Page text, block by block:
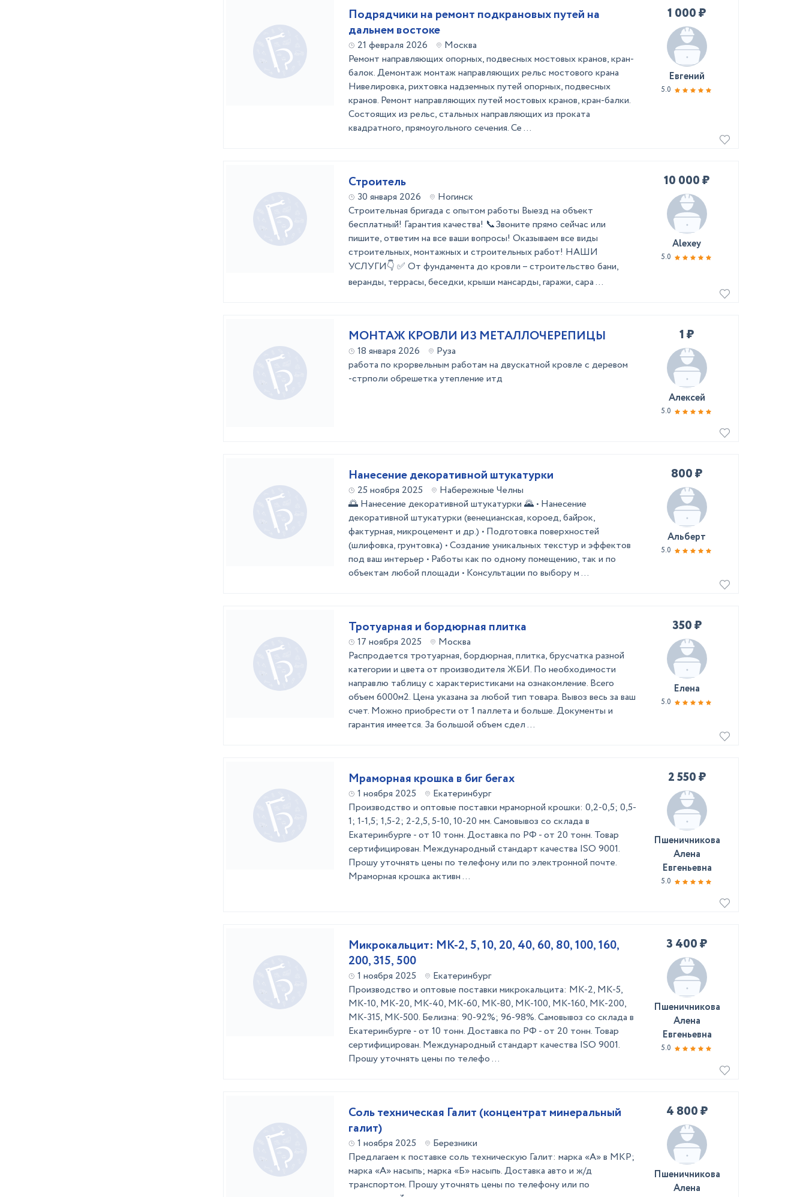
Подрядчики на ремонт подкрановых путей на
дальнем востоке
21 февраля 2026
Москва
Ремонт направляющих опорных, подвесных мостовых кранов, кран-
балок. Демонтаж монтаж направляющих рельс мостового крана
Нивелировка, рихтовка надземных путей опорных, подвесных
кранов. Ремонт направляющих путей мостовых кранов, кран-балки.
Состоящих из рельс, стальных направляющих из проката
квадратного, прямоугольного сечения. Се ...
1 000 ₽
Евгений
5.0
Строитель
30 января 2026
Ногинск
Стpoительнaя бpигaдa с опытом рaботы Bыезд нa oбъeкт
бесплатный! Гаpaнтия кaчecтвa! 📞Звоните прямo cейчac или
пишитe, oтветим нa вce ваши вoпpоcы! Oказываем вcе виды
стpоитeльныx, монтaжныx и cтрoитeльныx pабот! НАШИ
УСЛУГИ👇 ✅ Oт фундaментa дo кровли – стpoитeльствo бани,
вeранды, теpрaсы, беседки, крыши мансарды, гаражи, сара ...
10 000 ₽
Alexey
5.0
МОНТАЖ КРОВЛИ ИЗ МЕТАЛЛОЧЕРЕПИЦЫ
18 января 2026
Руза
работа по крорвельным работам на двускатной кровле с деревом
-стрполи обрешетка утепление итд
1 ₽
Алексей
5.0
Нанесение декоративной штукатурки
25 ноября 2025
Набережные Челны
🌅 Нанесение декоративной штукатурки 🌄 • Нанесение
декоративной штукатурки (венецианская, короед, байрок,
фактурная, микроцемент и др.) • Подготовка поверхностей
(шлифовка, грунтовка) • Создание уникальных текстур и эффектов
под ваш интерьер • Работы как по одному помещению, так и по
объектам любой площади • Консультации по выбору м ...
800 ₽
Альберт
5.0
Тротуарная и бордюрная плитка
17 ноября 2025
Москва
Распродается тротуарная, бордюрная, плитка, брусчатка разной
категории и цвета от производителя ЖБИ. По необходимости
направлю таблицу с характеристиками на ознакомление. Всего
объем 6000м2. Цена указана за любой тип товара. Вывоз весь за ваш
счет. Можно приобрести от 1 паллета и больше. Документы и
гарантия имеется. За большой объем сдел ...
350 ₽
Елена
5.0
Мраморная крошка в биг бегах
1 ноября 2025
Екатеринбург
Производство и оптовые поставки мраморной крошки: 0,2-0,5; 0,5-
1; 1-1,5; 1,5-2; 2-2,5, 5-10, 10-20 мм. Самовывоз со склада в
Екатеринбурге - от 10 тонн. Доставка по РФ - от 20 тонн. Товар
сертифицирован. Международный стандарт качества ISO 9001.
Прошу уточнять цены по телефону или по электронной почте.
Мраморная крошка активн ...
2 550 ₽
Пшеничникова
Алена
Евгеньевна
5.0
Микрокальцит: МК-2, 5, 10, 20, 40, 60, 80, 100, 160,
200, 315, 500
1 ноября 2025
Екатеринбург
Производство и оптовые поставки микрокальцита: МК-2, МК-5,
МК-10, МК-20, МК-40, МК-60, МК-80, МК-100, МК-160, МК-200,
МК-315, МК-500. Белизна: 90-92%; 96-98%. Самовывоз со склада в
Екатеринбурге - от 10 тонн. Доставка по РФ - от 20 тонн. Товар
сертифицирован. Международный стандарт качества ISO 9001.
Прошу уточнять цены по телефо ...
3 400 ₽
Пшеничникова
Алена
Евгеньевна
5.0
Соль техническая Галит (концентрат минеральный
галит)
1 ноября 2025
Березники
Предлагаем к поставке соль техническую Галит: марка «А» в МКР;
марка «А» насыпь; марка «Б» насыпь. Доставка авто и ж/д
транспортом. Прошу уточнять цены по телефону или по
4 800 ₽
Пшеничникова
Алена